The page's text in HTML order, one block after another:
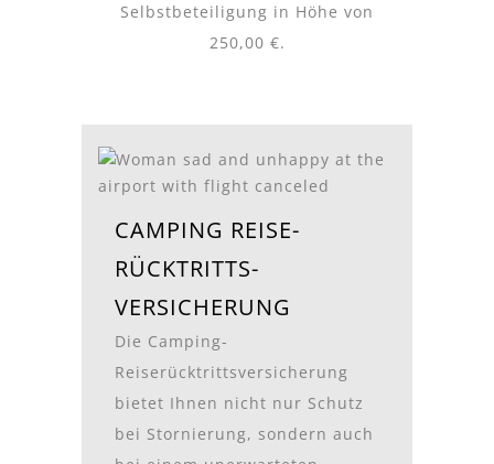
Selbstbeteiligung in Höhe von
250,00 €.
CAMPING REISE-
RÜCKTRITTS-
VERSICHERUNG
Die Camping-
Reiserücktrittsversicherung
bietet Ihnen nicht nur Schutz
bei Stornierung, sondern auch